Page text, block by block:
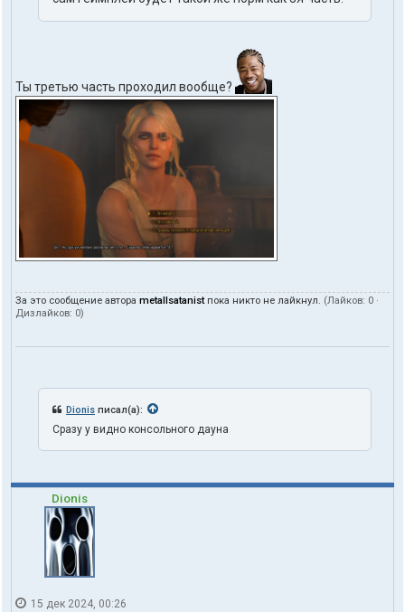
Ты третью часть проходил вообще?
За это сообщение автора metallsatanistпока никто не лайкнул. (Лайков: 0 ·
Дизлайков: 0)
Dionis писал(а):
Сразу у видно консольного дауна
Dionis
15 дек 2024, 00:26